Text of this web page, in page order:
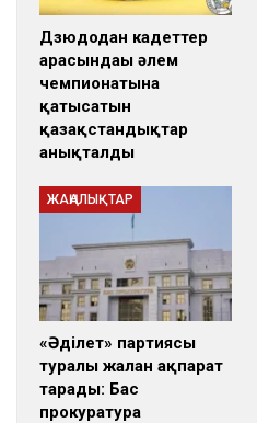
Дзюдодан кадеттер
арасындағы әлем
чемпионатына
қатысатын
қазақстандықтар
анықталды
ЖАҢАЛЫҚТАР
«Әділет» партиясы
туралы жалған ақпарат
тарады: Бас
прокуратура